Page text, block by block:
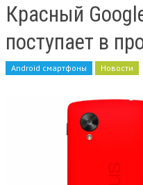
Красный
поступает в
Android смартфоны Новости